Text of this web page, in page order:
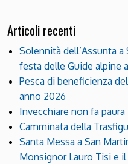
Articoli recenti
Solennità dell’Assunta
festa delle Guide alpine
Pesca di beneficienza
anno 2026
Invecchiare non fa paura
Camminata della
Santa Messa a San
Monsignor Lauro Tisi e